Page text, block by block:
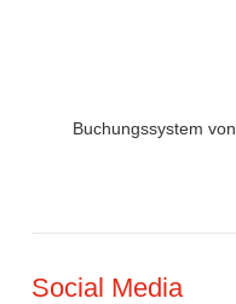
Buchungssystem von
Social Media